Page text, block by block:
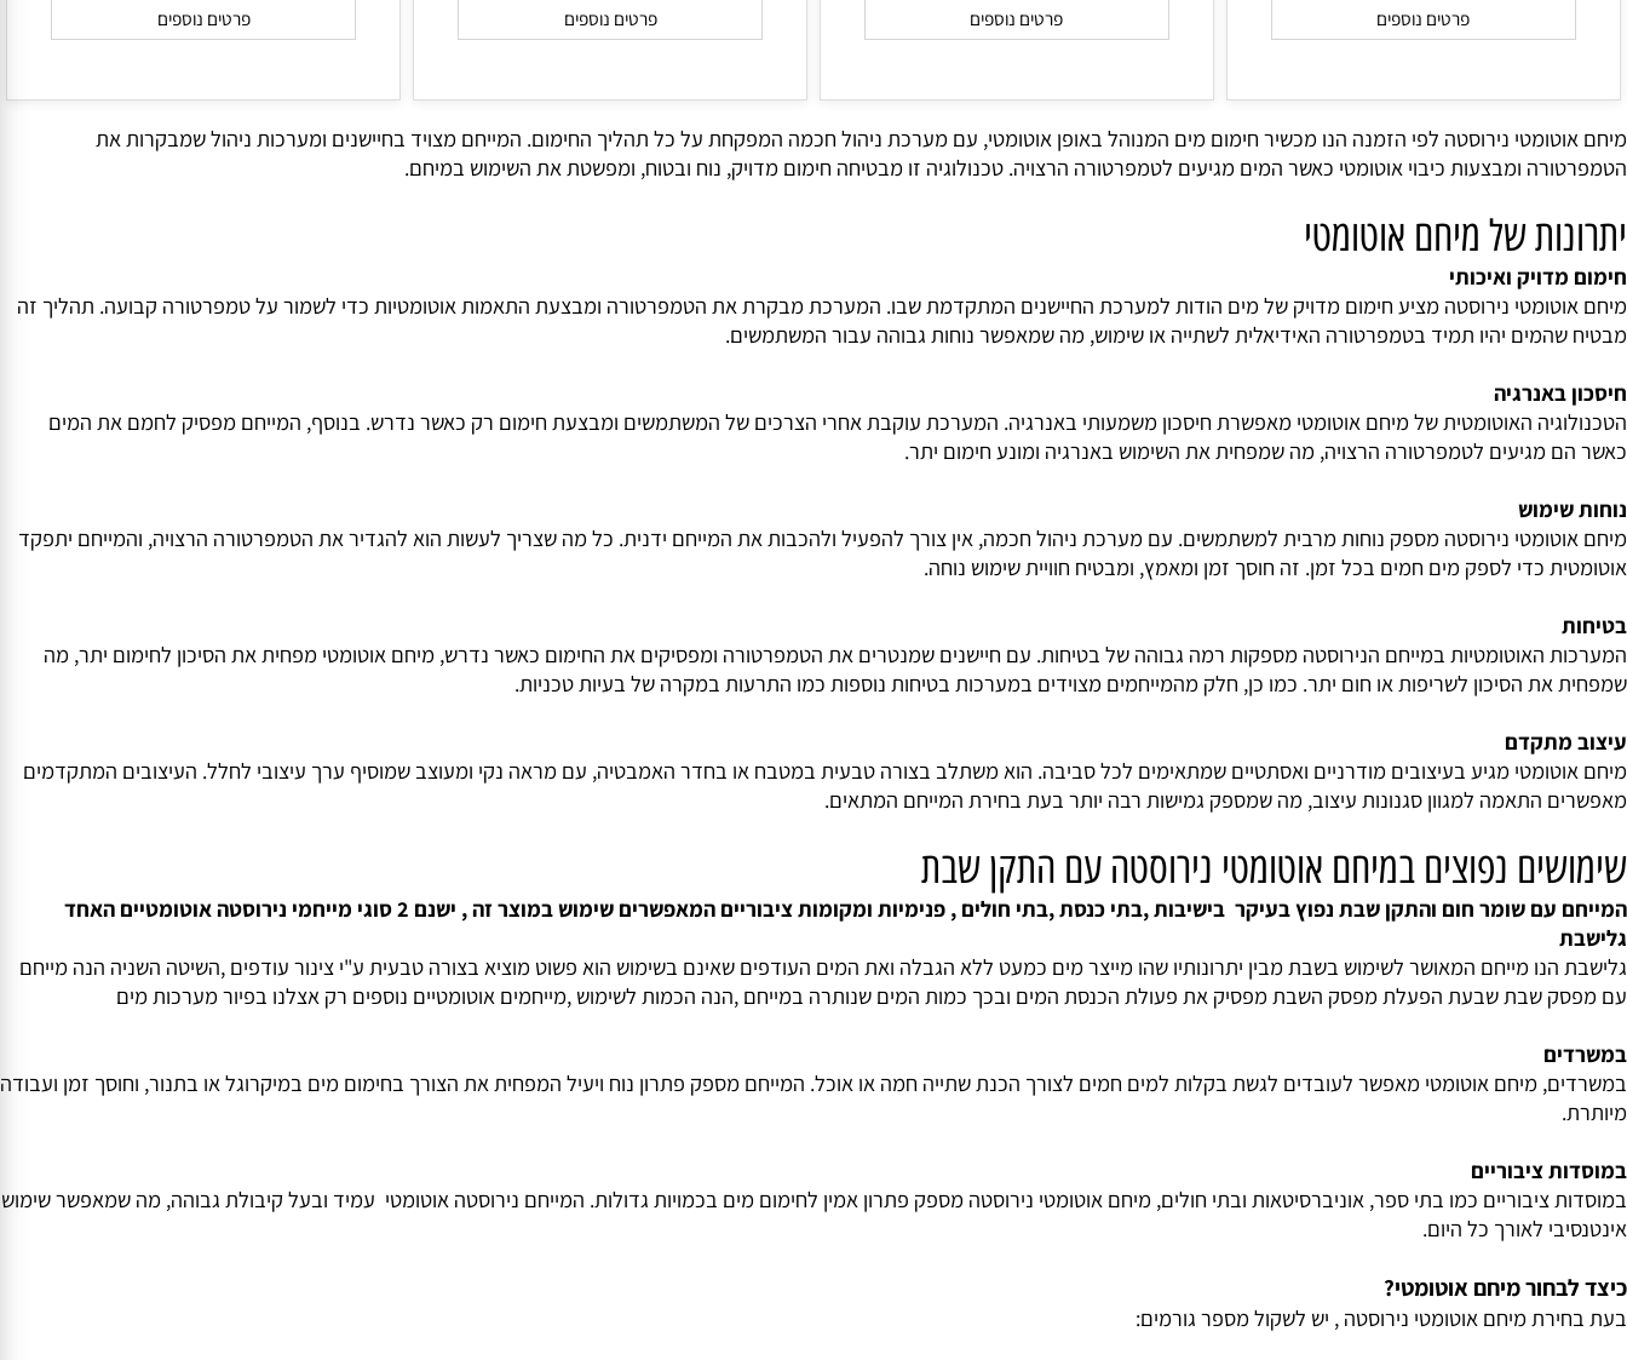
נירוסטה לפי הזמנה הנו מכשיר חימום מים המנוהל באופן אוטומטי, עם מערכת ניהול חכמה המפקחת על כל תהליך החימום. המייחם מצויד בחיישנים ומערכות ניהול שמבקרות את
ומבצעות כיבוי אוטומטי כאשר המים מגיעים לטמפרטורה הרצויה. טכנולוגיה זו מבטיחה חימום מדויק, נוח ובטוח, ומפשטת את השימוש במיחם.
של מיחם אוטומטי
ואיכותי
נירוסטה מציע חימום מדויק של מים הודות למערכת החיישנים המתקדמת שבו. המערכת מבקרת את הטמפרטורה ומבצעת התאמות אוטומטיות כדי לשמור על טמפרטורה קבועה. תהליך זה
יהיו תמיד בטמפרטורה האידיאלית לשתייה או שימוש, מה שמאפשר נוחות גבוהה עבור המשתמשים.
לטמפרטורה הרצויה, מה שמפחית את השימוש באנרגיה ומונע חימום יתר.
כדי לספק מים חמים בכל זמן. זה חוסך זמן ומאמץ, ומבטיח חוויית שימוש נוחה.
הסיכון לשריפות או חום יתר. כמו כן, חלק מהמייחמים מצוידים במערכות בטיחות נוספות כמו התרעות במקרה של בעיות טכניות.
התאמה למגוון סגנונות עיצוב, מה שמספק גמישות רבה יותר בעת בחירת המייחם המתאים.
נפוצים במיחם אוטומטי נירוסטה עם התקן שבת
המייחם עם שומר חום והתקן שבת נפוץ בעיקר בישיבות ,בתי כנסת ,בתי חולים , פנימיות ומקומות ציבוריים המאפשרים שימוש במוצר זה , ישנם 2 סוגי מייחמי נירוסטה אוטומטיים האחד
מייחם המאושר לשימוש בשבת מבין יתרונותיו שהו מייצר מים כמעט ללא הגבלה ואת המים העודפים שאינם בשימוש הוא פשוט מוציא בצורה טבעית ע"י צינור עודפים ,השיטה השניה הנה מייחם
שבת שבעת הפעלת מפסק השבת מפסיק את פעולת הכנסת המים ובכך כמות המים שנותרה במייחם ,הנה הכמות לשימוש ,מייחמים אוטומטיים נוספים רק אצלנו בפיור מערכות מים
מיחם אוטומטי מאפשר לעובדים לגשת בקלות למים חמים לצורך הכנת שתייה חמה או אוכל. המייחם מספק פתרון נוח ויעיל המפחית את הצורך בחימום מים במיקרוגל או בתנור, וחוסך זמן ועבודה
ציבוריים כמו בתי ספר, אוניברסיטאות ובתי חולים, מיחם אוטומטי נירוסטה מספק פתרון אמין לחימום מים בכמויות גדולות. המייחם נירוסטה אוטומטי עמיד ובעל קיבולת גבוהה, מה שמאפשר שימוש
לאורך כל היום.